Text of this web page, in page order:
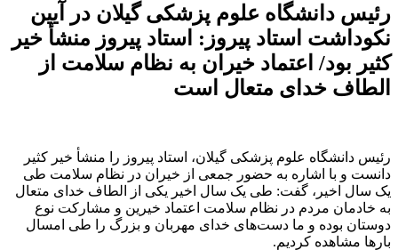
رئیس دانشگاه علوم پزشکی گیلان در آیین
نکوداشت استاد پیروز: استاد پیروز منشأ خیر
کثیر بود/ اعتماد خیران به نظام سلامت از
الطاف خدای متعال است
رئیس دانشگاه علوم پزشکی گیلان، استاد پیروز را منشأ خیر کثیر
دانست و با اشاره به حضور جمعی از خیران در نظام سلامت طی
یک سال اخیر، گفت: طی یک سال اخیر یکی از الطاف خدای متعال
به خادمان مردم در نظام سلامت اعتماد خیرین و مشارکت نوع
دوستان بوده و ما دست‌های خدای مهربان و بزرگ را طی امسال
بارها مشاهده کردیم.